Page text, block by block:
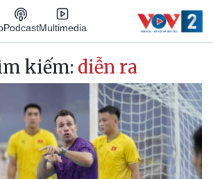
PodcastMultimedia
kiếm: diễn ra